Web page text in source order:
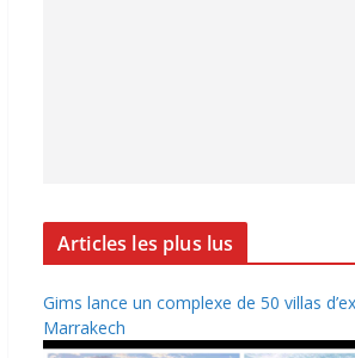
Articles les plus lus
Gims lance un complexe de 50 villas
Marrakech